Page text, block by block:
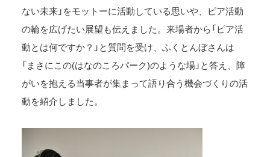
ない未来」をモットーに活動している思いや、ピア活動
の輪を広げたい展望も伝えました。来場者から「ピア活
動とは何ですか？」と質問を受け、ふくとんぼさんは
「まさにこの(はなのころパーク)のような場」と答え、障
がいを抱える当事者が集まって語り合う機会づくりの活
動を紹介しました。